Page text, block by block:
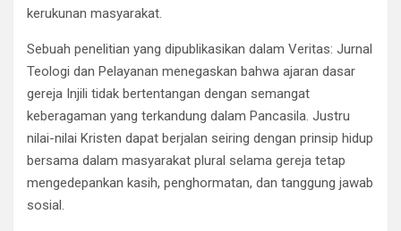
kerukunan masyarakat.
Sebuah penelitian yang dipublikasikan dalam Veritas: Jurnal
Teologi dan Pelayanan menegaskan bahwa ajaran dasar
gereja Injili tidak bertentangan dengan semangat
keberagaman yang terkandung dalam Pancasila. Justru
nilai-nilai Kristen dapat berjalan seiring dengan prinsip hidup
bersama dalam masyarakat plural selama gereja tetap
mengedepankan kasih, penghormatan, dan tanggung jawab
sosial.